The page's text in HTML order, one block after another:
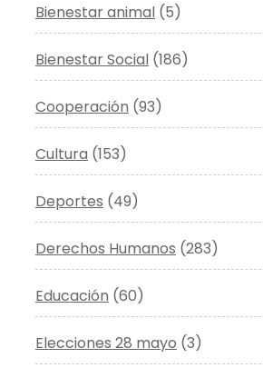
Bienestar animal (5)
Bienestar Social (186)
Cooperación (93)
Cultura (153)
Deportes (49)
Derechos Humanos (283)
Educación (60)
Elecciones 28 mayo (3)